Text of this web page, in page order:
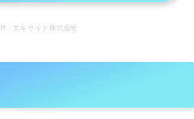
：エキサイト株式会社